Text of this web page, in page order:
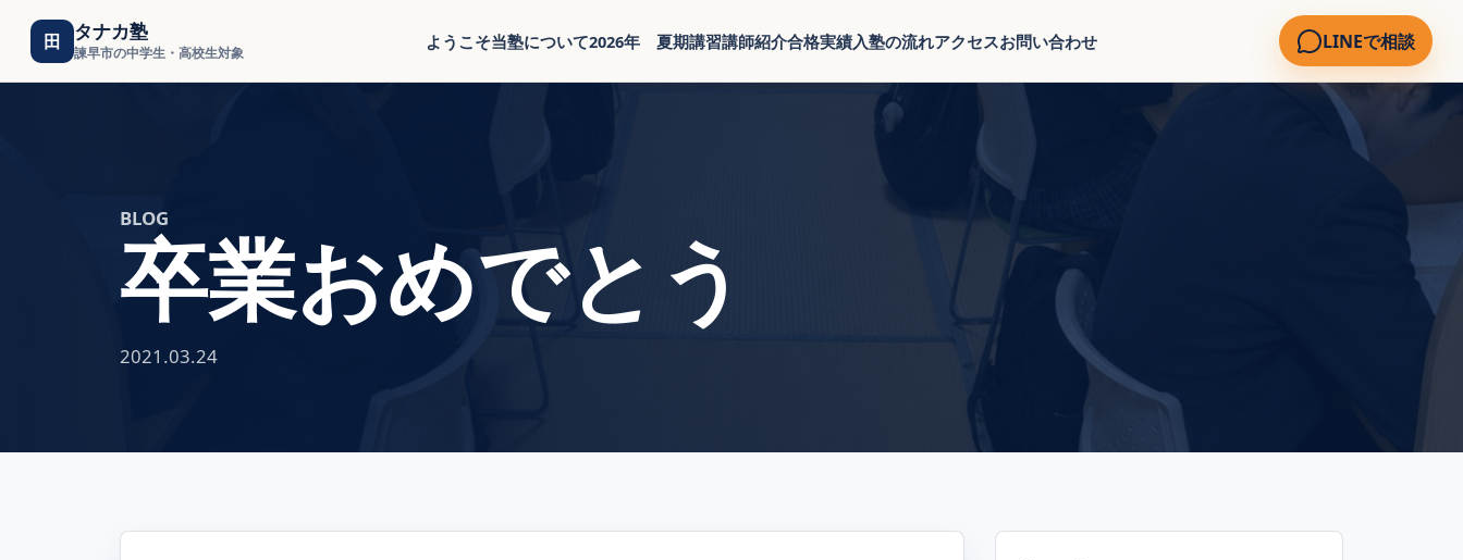
田 タナカ塾
諫早市の中学生・高校生対象
ようこそ当塾について2026年 夏期講習講師紹介合格実績入塾の流れアクセスお問い合わせ LINEで相談
BLOG
卒業おめでとう
2021.03.24